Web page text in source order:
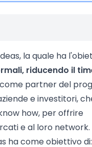
la quale ha
riducendo il
partner del
e investitori,
how, per offrire
e al loro network.
ha come obiettivo di: